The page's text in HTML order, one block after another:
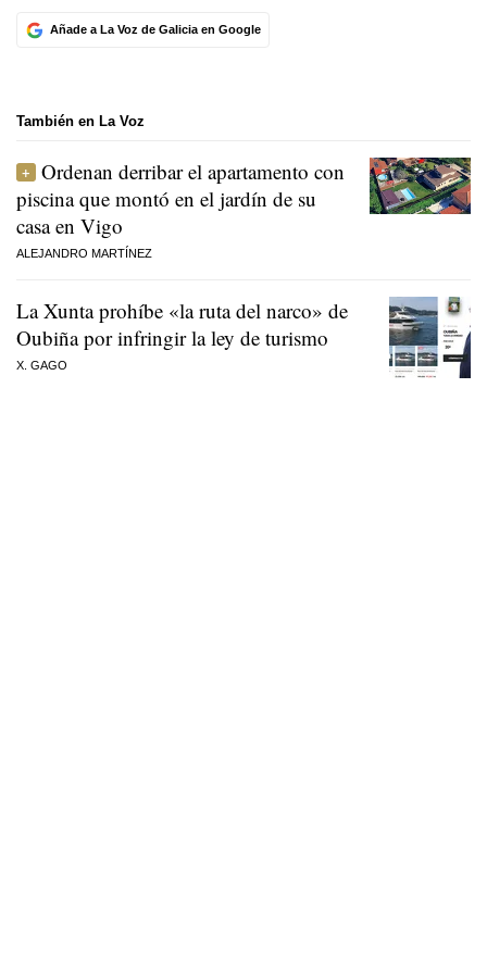
Añade a La Voz de Galicia en Google
También en La Voz
Ordenan derribar el apartamento con
piscina que montó en el jardín de su
casa en Vigo
ALEJANDRO MARTÍNEZ
La Xunta prohíbe «la ruta del narco» de
Oubiña por infringir la ley de turismo
X. GAGO